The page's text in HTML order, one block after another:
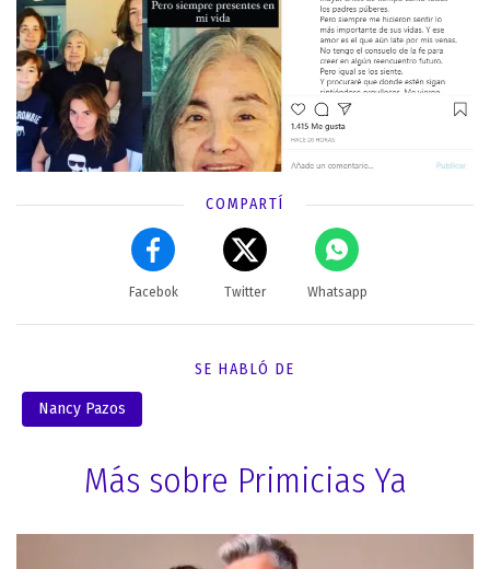
COMPARTÍ
Facebok Twitter Whatsapp
SE HABLÓ DE
Nancy Pazos
Más sobre Primicias Ya